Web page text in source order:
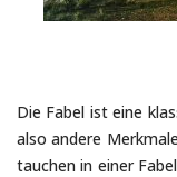
Die Fabel ist eine
also andere
tauchen in einer